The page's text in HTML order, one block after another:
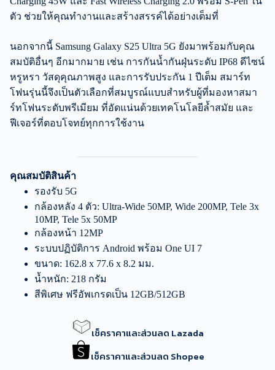
ตัว ช่วยให้คุณทำงานและสร้างสรรค์ได้อย่างเต็มที่
นอกจากนี้ Samsung Galaxy S25 Ultra 5G ยังมาพร้อมกับคุณ
สมบัติอื่นๆ อีกมากมาย เช่น การกันน้ำกันฝุ่นระดับ IP68 ดีไซน์
หรูหรา วัสดุคุณภาพสูง และการรับประกัน 1 ปีเต็ม สมาร์ท
โฟนรุ่นนี้จึงเป็นตัวเลือกที่สมบูรณ์แบบสำหรับผู้ที่มองหาสมา
ร์ทโฟนระดับพรีเมียม ที่อัดแน่นด้วยเทคโนโลยีล้ำสมัย และ
ฟีเจอร์ที่ตอบโจทย์ทุกการใช้งาน
คุณสมบัติสินค้า
รองรับ 5G
กล้องหลัง 4 ตัว: Ultra-Wide 50MP, Wide 200MP, Tele 3x
10MP, Tele 5x 50MP
กล้องหน้า 12MP
ระบบปฏิบัติการ Android พร้อม One UI 7
ขนาด: 162.8 x 77.6 x 8.2 มม.
น้ำหนัก: 218 กรัม
สีพิเศษ ฟรีอัพเกรดเป็น 12GB/512GB
เช็คราคาและส่วนลด Lazada
เช็คราคาและส่วนลด Shopee